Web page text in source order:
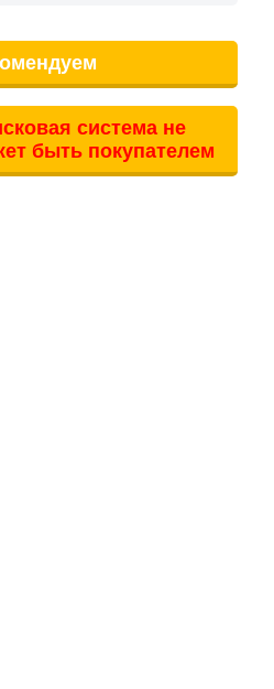
система не
быть покупателем